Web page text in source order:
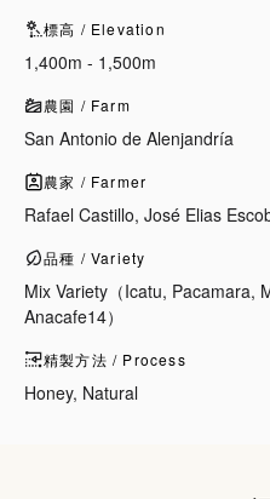
標高 / Elevation
1,400m - 1,500m
農園 / Farm
San Antonio de Alenjandría
農家 / Farmer
Rafael Castillo, José Elias
品種 / Variety
Mix Variety（Icatu, Pacamara,
Anacafe14）
精製方法 / Process
Honey, Natural